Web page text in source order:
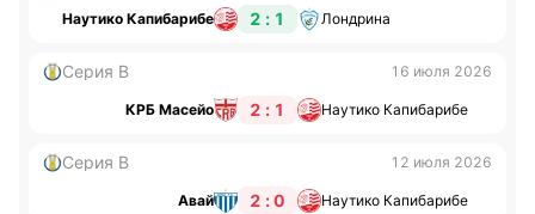
Наутико Капибарибе 2 : 1 Лондрина
Серия B 16 июля 2026
КРБ Масейо 2 : 1 Наутико Капибарибе
Серия B 12 июля 2026
Авай 2 : 0 Наутико Капибарибе